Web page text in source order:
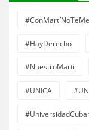
#HayDerecho
#NuestroMarti
#UNICA